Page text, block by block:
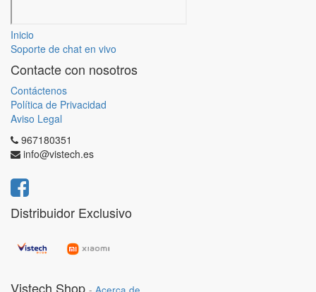
Inicio
Soporte de chat en vivo
Contacte con nosotros
Contáctenos
Política de Privacidad
Aviso Legal
967180351
info@vistech.es
Distribuidor Exclusivo
Vistech Shop